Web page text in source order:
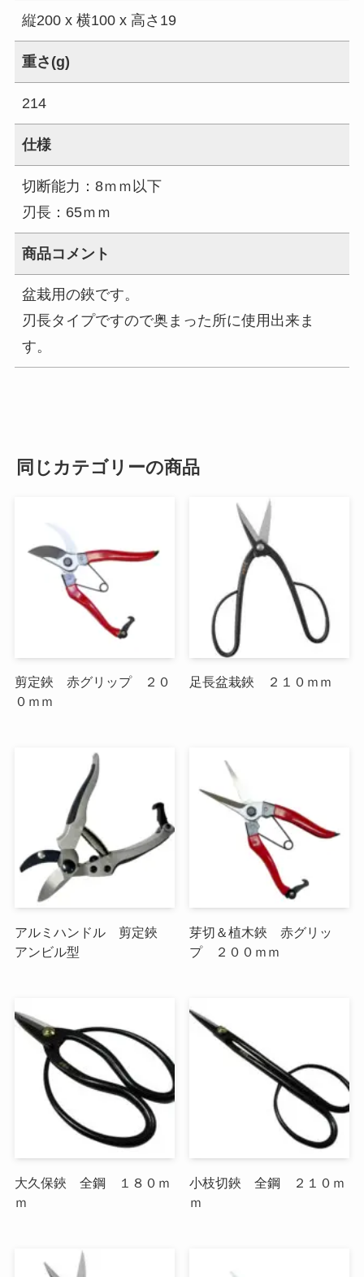
縦200 x 横100 x 高さ19
重さ(g)
214
仕様
切断能力：8ｍｍ以下
刃長：65ｍｍ
商品コメント
盆栽用の鋏です。
刃長タイプですので奥まった所に使用出来ま
す。
同じカテゴリーの商品
剪定鋏 赤グリップ ２０
０ｍｍ
足長盆栽鋏 ２１０ｍｍ
アルミハンドル 剪定鋏
アンビル型
芽切＆植木鋏 赤グリッ
プ ２００ｍｍ
大久保鋏 全鋼 １８０ｍ
ｍ
小枝切鋏 全鋼 ２１０ｍ
ｍ